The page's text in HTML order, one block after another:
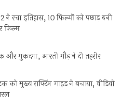
इतिहास, 10 फिल्मों को पछाड़ बनी
फिल्म
और मुकदमा, आरती गौड़ ने दी तहरीर
को मुख्य राफ्टिंग गाइड ने बचाया, वीडियो